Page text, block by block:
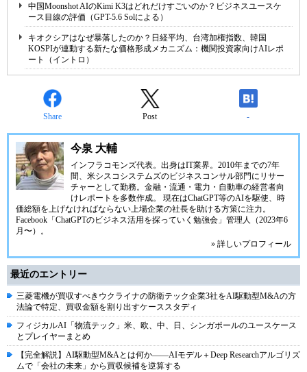
中国Moonshot AIのKimi K3はどれだけすごいのか？ビジネスユースケ
ース目線の評価（GPT-5.6 Solによる）
キオクシアはなぜ暴落したのか？日経平均、台湾加権指数、韓国
KOSPIが連動する新たな価格形成メカニズム：機関投資家向けAIレポ
ート（イントロ）
Share Post -
今泉 大輔
インフラコモンズ代表。出身はIT業界。2010年までの7年
間、米シスコシステムズのビジネスコンサル部門にリサー
チャーとして勤務。金融・流通・電力・自動車の経営者向
けレポートを多数作成。 現在はChatGPT等のAIを駆使、時
価総額を上げなければならない上場企業の社長を助ける方策に注力。
Facebook「ChatGPTのビジネス活用を探っていく勉強会」管理人（2023年6
月〜）。
» 詳しいプロフィール
最近のエントリー
三菱電機が買収すべきウクライナの防衛テック企業3社をAI駆動型M&Aの方
法論で特定、買収金額を割り出すケーススタディ
フィジカルAI「物流テック」米、欧、中、日、シンガポールのユースケース
とプレイヤーまとめ
【完全解説】AI駆動型M&Aとは何か――AIモデル＋Deep Researchアルゴリズ
ムで「会社の未来」から買収候補を逆算する